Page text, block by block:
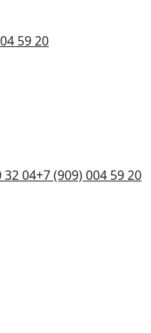
59 20
32 04+7 (909) 004 59 20